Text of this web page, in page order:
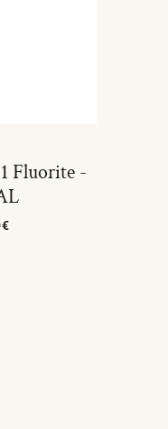
Fluorite -
€